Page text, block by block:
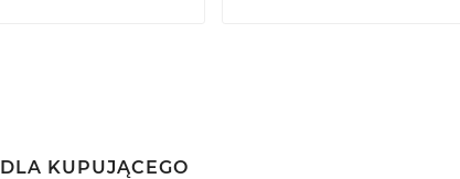
DLA KUPUJĄCEGO